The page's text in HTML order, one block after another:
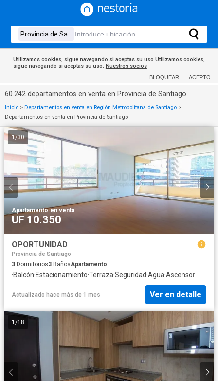
Utilizamos cookies, sigue navegando si aceptas su uso.Utilizamos cookies,
sigue navegando si aceptas su uso. Nuestros socios
BLOQUEAR ACEPTO
60.242 departamentos en venta en Provincia de Santiago
Inicio > Departamentos en venta en Región Metropolitana de Santiago >
Departamentos en venta en Provincia de Santiago
1 /30
Apartamento·en venta
UF 10.350
OPORTUNIDAD
Provincia de Santiago
3 Dormitorios3 BañosApartamento
·Balcón·Estacionamiento·Terraza·Seguridad·Agua·Ascensor
Actualizado hace más de 1 mes Ver en detalle
1 /18